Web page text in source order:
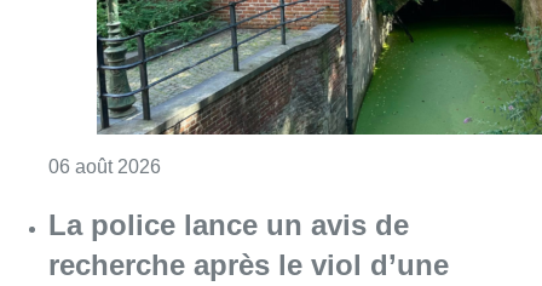
06 août 2026
La police lance un avis de
recherche après le viol d’une